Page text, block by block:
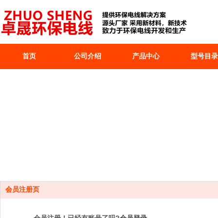
首页 公司介绍 产品中心 型号目录
会员注册页